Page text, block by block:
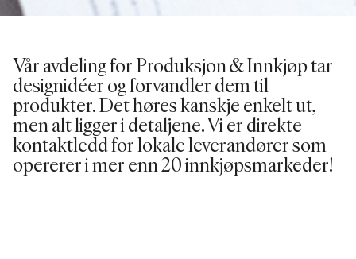
Vår avdeling for Produksjon & Innkjøp tar
designidéer og forvandler dem til
produkter. Det høres kanskje enkelt ut,
men alt ligger i detaljene. Vi er direkte
kontaktledd for lokale leverandører som
opererer i mer enn 20 innkjøpsmarkeder!